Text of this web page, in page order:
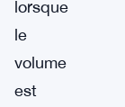
lorsque
le
volume
est